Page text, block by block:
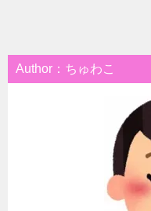
Author：ちゅわこ